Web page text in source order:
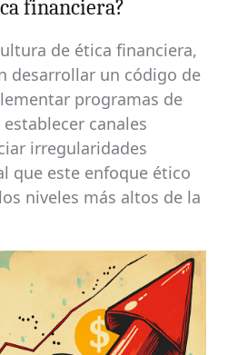
financiera?
de ética financiera,
desarrollar un código de
programas de
canales
irregularidades
que este enfoque ético
niveles más altos de la